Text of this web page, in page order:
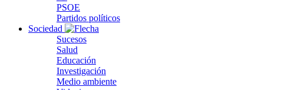
PSOE
Partidos políticos
Sociedad
Sucesos
Salud
Educación
Investigación
Medio ambiente